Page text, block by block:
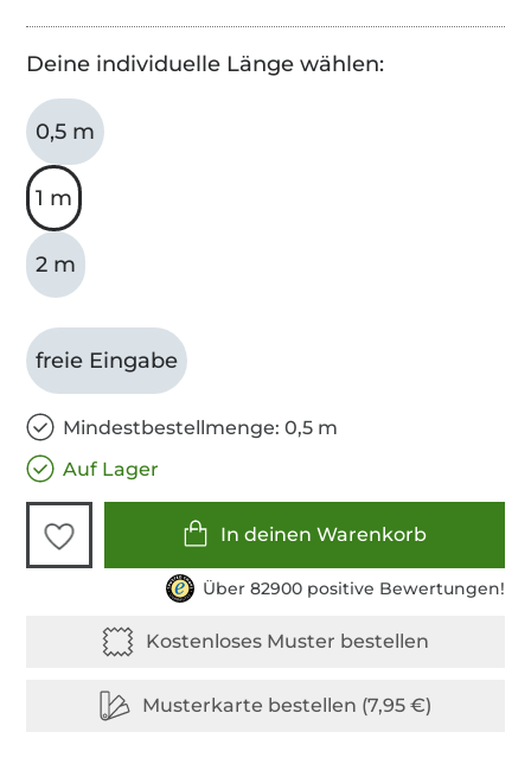
Deine individuelle Länge wählen:
0,5 m
1 m
2 m
freie Eingabe
Mindestbestellmenge: 0,5 m
Auf Lager
In deinen Warenkorb
Über 82900 positive Bewertungen!